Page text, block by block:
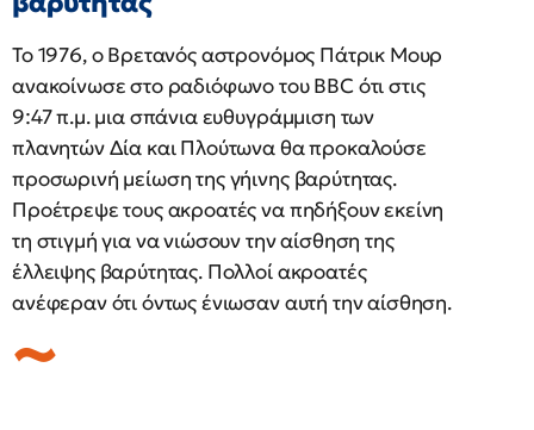
Το 1976, ο Βρετανός αστρονόμος Πάτρικ Μουρ
ανακοίνωσε στο ραδιόφωνο του BBC ότι στις
9:47 π.μ. μια σπάνια ευθυγράμμιση των
πλανητών Δία και Πλούτωνα θα προκαλούσε
προσωρινή μείωση της γήινης βαρύτητας.
Προέτρεψε τους ακροατές να πηδήξουν εκείνη
τη στιγμή για να νιώσουν την αίσθηση της
έλλειψης βαρύτητας. Πολλοί ακροατές
ανέφεραν ότι όντως ένιωσαν αυτή την αίσθηση.